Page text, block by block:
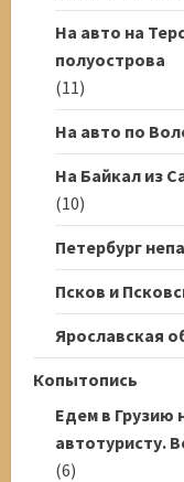
На авто на
полуострова
(11)
На авто по
На Байкал из
(10)
Петербург
Псков и
Ярославская
Копытопись
Едем в Грузию
автотуристу.
(6)